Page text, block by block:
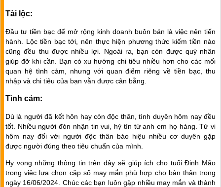
Tài lộc:
Đầu tư tiền bạc để mở rộng kinh doanh buôn bán là việc nên tiến
hành. Lộc tiền bạc tới, nên thực hiện phương thức kiếm tiền nào
cũng đều thu được nhiều lợi. Ngoài ra, bạn còn được quý nhân
giúp đỡ khi cần. Bạn có xu hướng chi tiêu nhiều hơn cho các mối
quan hệ tình cảm, nhưng với quan điểm riêng về tiền bạc, thu
nhập và chi tiêu của bạn vẫn được cân bằng.
Tình cảm:
Dù là người đã kết hôn hay còn độc thân, tình duyên hôm nay đều
tốt. Nhiều người đón nhận tin vui, hỷ tín từ anh em họ hàng. Tử vi
hôm nay đối với người độc thân báo hiệu nhiều cơ duyên gặp
được người đúng theo tiêu chuẩn của mình.
Hy vọng những thông tin trên đây sẽ giúp ích cho tuổi Đinh Mão
trong việc lựa chọn cặp số may mắn phù hợp cho bản thân trong
ngày 16/06/2024. Chúc các bạn luôn gặp nhiều may mắn và thành